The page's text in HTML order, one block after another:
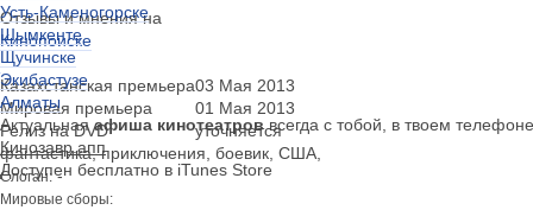
Усть-Каменогорске
Шымкенте
Щучинске
Экибастузе
Алматы
Актуальнаяафиша кинотеатроввсегда с тобой, в твоем телефоне
Кинозавр.апп
Доступен бесплатно в iTunes Store
Отзывы и мнения на
Кинопоиске
Казахстанская премьера03 Мая 2013
Мировая премьера
01 Мая 2013
Релиз на DVD
уточняется
фантастика, приключения, боевик, США,
Слоган:-
Мировые сборы: